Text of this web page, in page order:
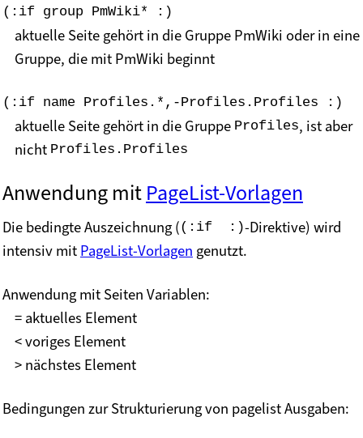
(:if group PmWiki* :)
aktuelle Seite gehört in die Gruppe PmWiki oder in eine
Gruppe, die mit PmWiki beginnt
(:if name Profiles.*,-Profiles.Profiles :)
aktuelle Seite gehört in die Gruppe Profiles, ist aber
nicht Profiles.Profiles
Anwendung mit PageList-Vorlagen
Die bedingte Auszeichnung ((:if  :)-Direktive) wird
intensiv mit PageList-Vorlagen genutzt.
Anwendung mit Seiten Variablen:
= aktuelles Element
< voriges Element
> nächstes Element
Bedingungen zur Strukturierung von pagelist Ausgaben: